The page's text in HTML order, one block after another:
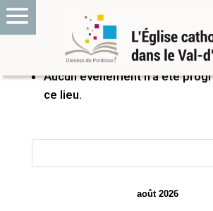
PROCHAINS ÉVÉNEMENTS
Aucun événement n’a été
ce lieu.
août 2026